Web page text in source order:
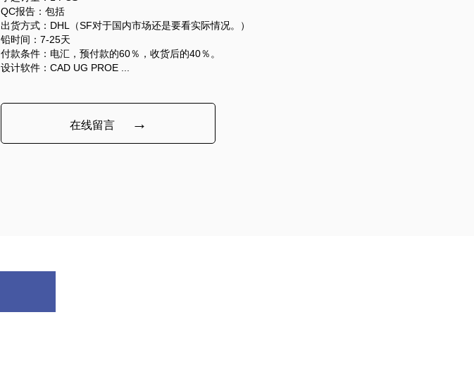
QC报告：包括
出货方式：DHL（SF对于国内市场还是要看实际情况。）
铅时间：7-25天
付款条件：电汇，预付款的60％，收货后的40％。
设计软件：CAD UG PROE ...
在线留言 →